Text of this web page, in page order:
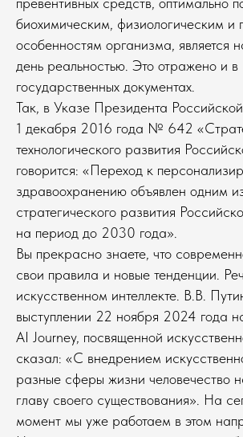
биохимическим, физиологическим и
особенностям организма, является
день реальностью. Это отражено и в
государственных документах.
Так, в Указе Президента
1 декабря 2016 года № 642
технологического развития
говорится: «Переход к
здравоохранению объявлен одним
стратегического развития
на период до 2030 года».
Вы прекрасно знаете, что
свои правила и новые тенденции.
искусственном интеллекте. В.В.
выступлении 22 ноября 2024 года
AI Journey, посвященной
сказал: «С внедрением
разные сферы жизни человечество
главу своего существования». На
момент мы уже работаем в этом